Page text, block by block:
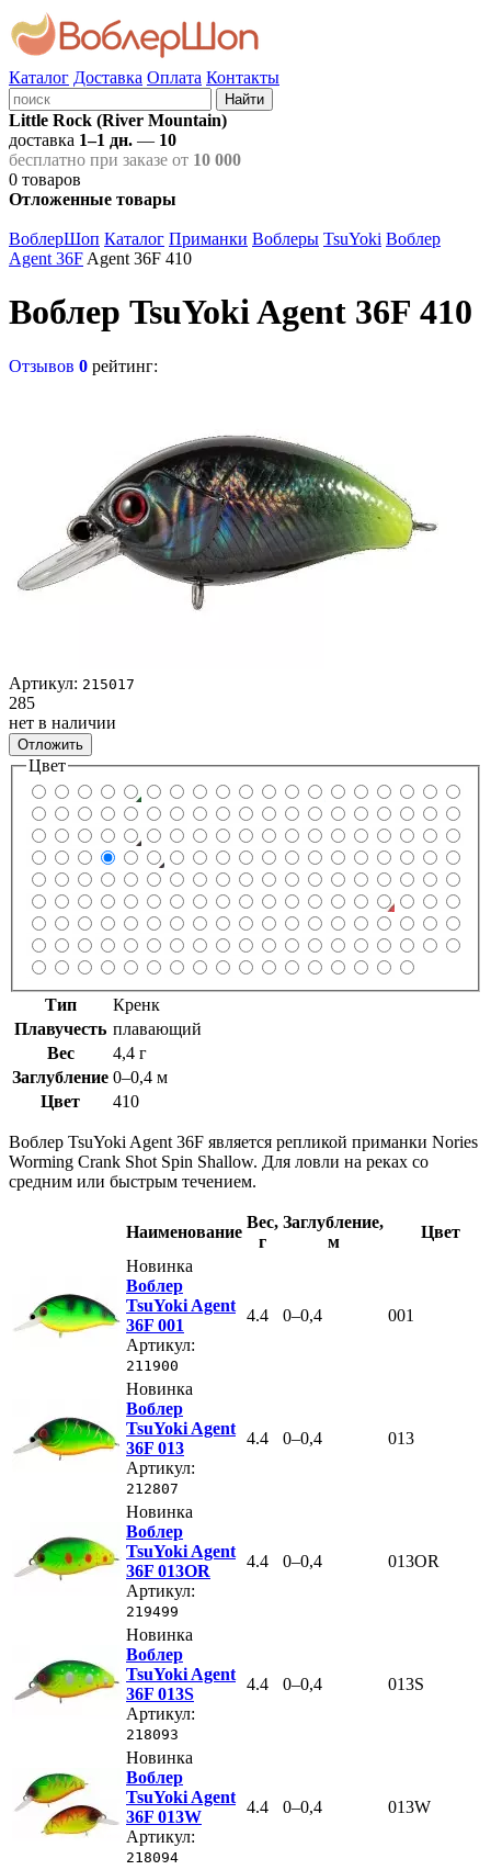
Каталог Доставка Оплата Контакты
Найти
Little Rock (River Mountain)
доставка 1–1 дн. — 10
бесплатно при заказе от 10 000
0 товаров
Отложенные товары
ВоблерШоп Каталог Приманки Воблеры TsuYoki Воблер
Agent 36F Agent 36F 410
Воблер TsuYoki Agent 36F 410
Отзывов 0 рейтинг:
Артикул: 215017
285
нет в наличии
Отложить
Цвет
Тип
Кренк
Плавучесть плавающий
Вес
4,4 г
Заглубление 0–0,4 м
Цвет
410
Воблер TsuYoki Agent 36F является репликой приманки Nories
Worming Crank Shot Spin Shallow. Для ловли на реках со
средним или быстрым течением.
Наименование
Вес,
г
Заглубление,
м
Цвет
Новинка
Воблер
TsuYoki Agent
36F 001
Артикул:
211900
4.4 0–0,4 001
Новинка
Воблер
TsuYoki Agent
36F 013
Артикул:
212807
4.4 0–0,4 013
Новинка
Воблер
TsuYoki Agent
36F 013OR
Артикул:
219499
4.4 0–0,4 013OR
Новинка
Воблер
TsuYoki Agent
36F 013S
Артикул:
218093
4.4 0–0,4 013S
Новинка
Воблер
TsuYoki Agent
36F 013W
Артикул:
218094
4.4 0–0,4 013W